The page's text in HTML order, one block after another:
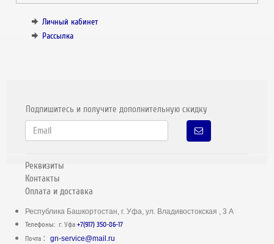
Личный кабинет
Рассылка
Подпишитесь и получите дополнительную скидку
Реквизиты
Контакты
Оплата и доставка
Республика Башкортостан, г. Уфа, ул. Владивостокская , 3 А
Телефоны: г. Уфа+7(917) 350-86-17
Почта :gn-service@mail.ru